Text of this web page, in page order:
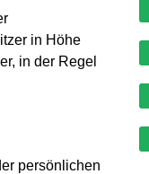
in Höhe
in der Regel
persönlichen